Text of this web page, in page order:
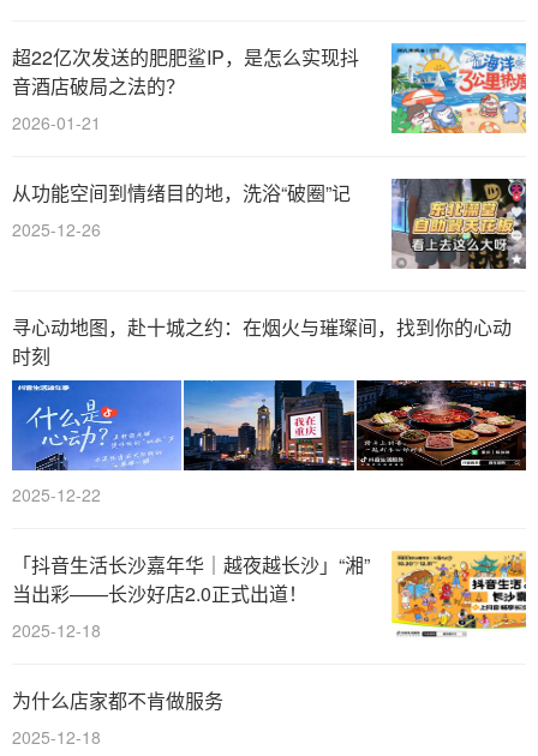
超22亿次发送的肥肥鲨IP，是怎么实现抖
音酒店破局之法的？
2026-01-21
从功能空间到情绪目的地，洗浴“破圈”记
2025-12-26
寻心动地图，赴十城之约：在烟火与璀璨间，找到你的心动
时刻
2025-12-22
「抖音生活长沙嘉年华｜越夜越长沙」“湘”
当出彩——长沙好店2.0正式出道！
2025-12-18
为什么店家都不肯做服务
2025-12-18